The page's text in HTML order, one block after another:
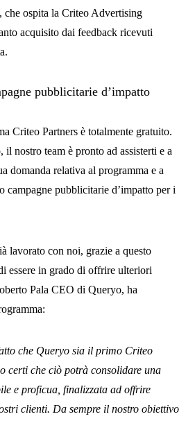
che ospita la Criteo Advertising
acquisito dai feedback ricevuti
pubblicitarie d’impatto
Criteo Partners è totalmente gratuito.
il nostro team è pronto ad assisterti e a
domanda relativa al programma e a
campagne pubblicitarie d’impatto per i
lavorato con noi, grazie a questo
essere in grado di offrire ulteriori
Pala CEO di Queryo, ha
che Queryo sia il primo Criteo
certi che ciò potrà consolidare una
e proficua, finalizzata ad offrire
clienti. Da sempre il nostro obiettivo